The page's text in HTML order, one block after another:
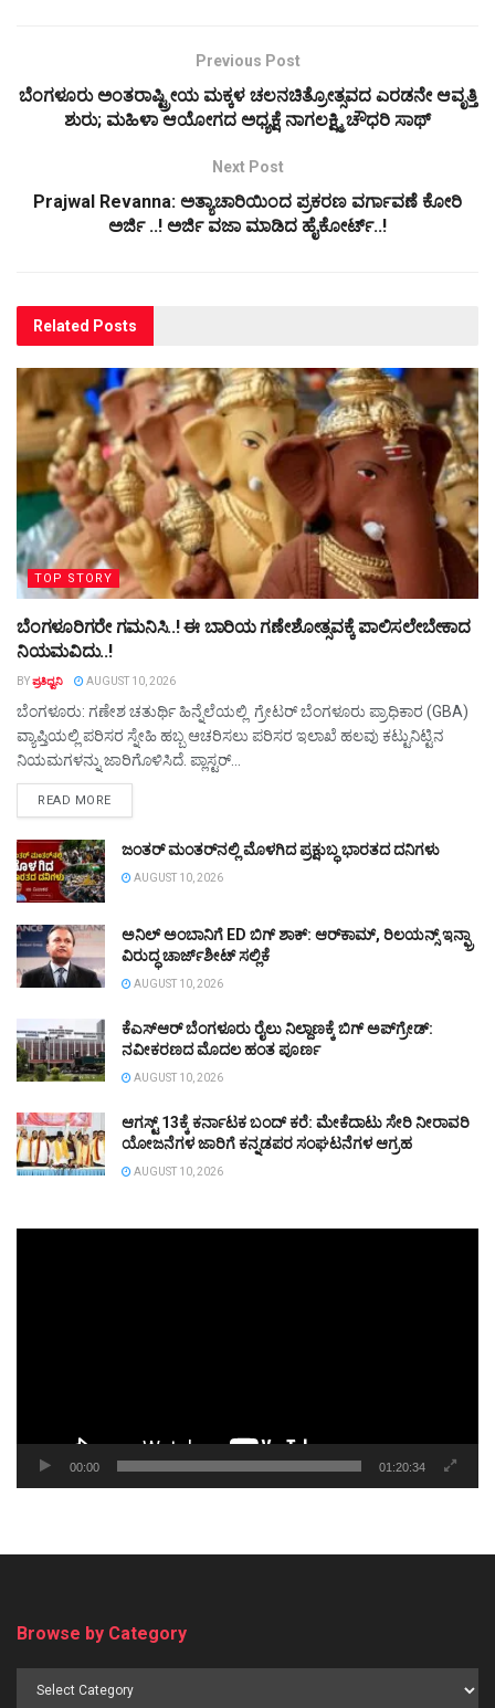
Previous Post
ಬೆಂಗಳೂರು ಅಂತರಾಷ್ಟ್ರೀಯ ಮಕ್ಕಳ ಚಲನಚಿತ್ರೋತ್ಸವದ ಎರಡನೇ ಆವೃತ್ತಿ
ಶುರು; ಮಹಿಳಾ‌ ಆಯೋಗದ ಅಧ್ಯಕ್ಷೆ ನಾಗಲಕ್ಷ್ಮಿ ಚೌಧರಿ ಸಾಥ್
Next Post
Prajwal Revanna: ಅತ್ಯಾಚಾರಿಯಿಂದ ಪ್ರಕರಣ ವರ್ಗಾವಣೆ ಕೋರಿ
ಅರ್ಜಿ ..! ಅರ್ಜಿ ವಜಾ ಮಾಡಿದ ಹೈಕೋರ್ಟ್..!
Related Posts
TOP STORY
ಬೆಂಗಳೂರಿಗರೇ ಗಮನಿಸಿ..! ಈ ಬಾರಿಯ ಗಣೇಶೋತ್ಸವಕ್ಕೆ ಪಾಲಿಸಲೇಬೇಕಾದ
ನಿಯಮವಿದು..!
BYಪ್ರತಿಧ್ವನಿ AUGUST 10, 2026
ಬೆಂಗಳೂರು: ಗಣೇಶ ಚತುರ್ಥಿ ಹಿನ್ನೆಲೆಯಲ್ಲಿ ಗ್ರೇಟರ್ ಬೆಂಗಳೂರು ಪ್ರಾಧಿಕಾರ (GBA)
ವ್ಯಾಪ್ತಿಯಲ್ಲಿ ಪರಿಸರ ಸ್ನೇಹಿ ಹಬ್ಬ ಆಚರಿಸಲು ಪರಿಸರ ಇಲಾಖೆ ಹಲವು ಕಟ್ಟುನಿಟ್ಟಿನ
ನಿಯಮಗಳನ್ನು ಜಾರಿಗೊಳಿಸಿದೆ. ಪ್ಲಾಸ್ಟರ್...
READ MOREDETAILS
ಜಂತರ್ ಮಂತರ್‌ನಲ್ಲಿ ಮೊಳಗಿದ ಪ್ರಕ್ಷುಬ್ಧ ಭಾರತದ ದನಿಗಳು
AUGUST 10, 2026
ಅನಿಲ್ ಅಂಬಾನಿಗೆ ED ಬಿಗ್‌ ಶಾಕ್: ಆರ್‌ಕಾಮ್, ರಿಲಯನ್ಸ್ ಇನ್ಫ್ರಾ
ವಿರುದ್ಧ ಚಾರ್ಜ್‌ಶೀಟ್ ಸಲ್ಲಿಕೆ
AUGUST 10, 2026
ಕೆಎಸ್‌ಆರ್ ಬೆಂಗಳೂರು ರೈಲು ನಿಲ್ದಾಣಕ್ಕೆ ಬಿಗ್‌ ಅಪ್‌ಗ್ರೇಡ್‌:
ನವೀಕರಣದ ಮೊದಲ ಹಂತ ಪೂರ್ಣ
AUGUST 10, 2026
ಆಗಸ್ಟ್‌ 13ಕ್ಕೆ ಕರ್ನಾಟಕ ಬಂದ್‌ ಕರೆ: ಮೇಕೆದಾಟು ಸೇರಿ ನೀರಾವರಿ
ಯೋಜನೆಗಳ ಜಾರಿಗೆ ಕನ್ನಡಪರ ಸಂಘಟನೆಗಳ ಆಗ್ರಹ
AUGUST 10, 2026
00:00 01:20:34
Browse by Category
Browse